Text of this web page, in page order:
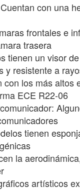
con una
frontales e
trasera
tienen un visor
y resistente a
con los más altos
ECE R22-06
tienen
la
artísticos